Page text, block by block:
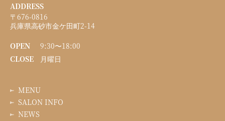
ADDRESS
〒676-0816
兵庫県高砂市金ケ田町2-14
OPEN
9:30〜18:00
CLOSE
月曜日
MENU
SALON INFO
NEWS